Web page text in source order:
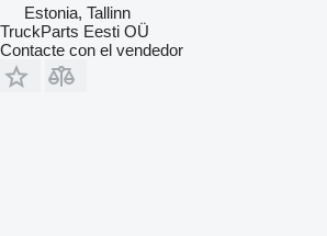
Estonia, Tallinn
TruckParts Eesti OÜ
Contacte con el vendedor